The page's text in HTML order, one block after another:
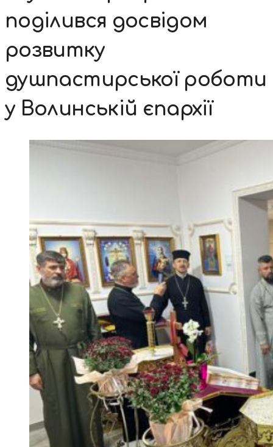
поділився досвідом
розвитку
душпастирської роботи
у Волинській єпархії